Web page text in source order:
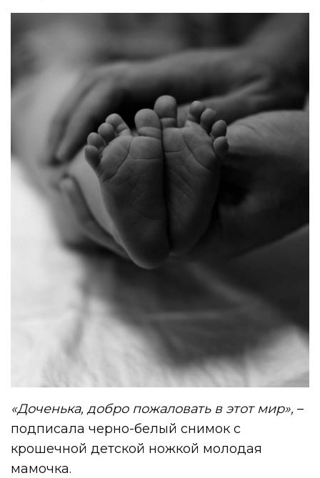
«Доченька, добро пожаловать в этот мир», –
подписала черно-белый снимок с
крошечной детской ножкой молодая
мамочка.